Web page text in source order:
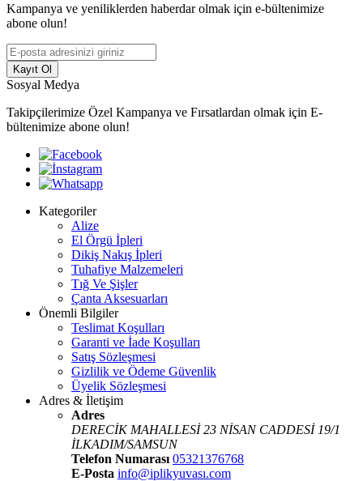
Kampanya ve yeniliklerden haberdar olmak için e-bültenimize
abone olun!
Kayıt Ol
Sosyal Medya
Takipçilerimize Özel Kampanya ve Fırsatlardan olmak için E-
bültenimize abone olun!
Kategoriler
Alize
El Örgü İpleri
Dikiş Nakış İpleri
Tuhafiye Malzemeleri
Tığ Ve Şişler
Çanta Aksesuarları
Önemli Bilgiler
Teslimat Koşulları
Garanti ve İade Koşulları
Satış Sözleşmesi
Gizlilik ve Ödeme Güvenlik
Üyelik Sözleşmesi
Adres & İletişim
Adres
DERECİK MAHALLESİ 23 NİSAN CADDESİ 19/1
İLKADIM/SAMSUN
Telefon Numarası 05321376768
E-Posta info@iplikyuvası.com